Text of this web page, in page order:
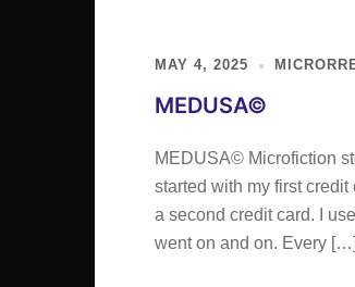
MAY 4, 2025
MEDUSA©
MEDUSA© Microfiction
started with my first credit
a second credit card. I
went on and on. Every […]